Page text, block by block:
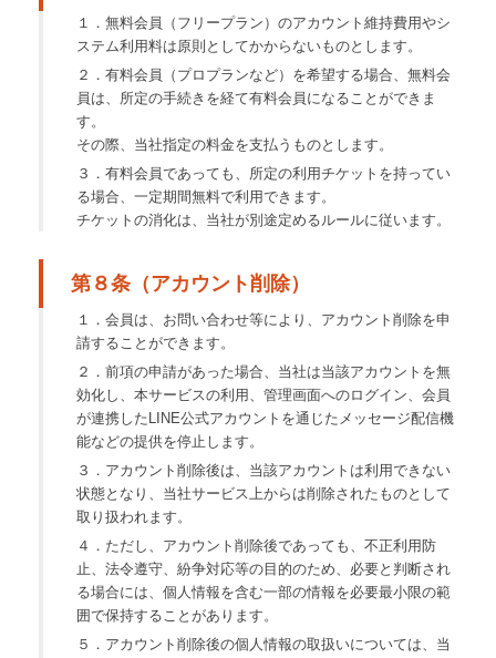
１．無料会員（フリープラン）のアカウント維持費用やシ
ステム利用料は原則としてかからないものとします。
２．有料会員（プロプランなど）を希望する場合、無料会
員は、所定の手続きを経て有料会員になることができま
す。
その際、当社指定の料金を支払うものとします。
３．有料会員であっても、所定の利用チケットを持ってい
る場合、一定期間無料で利用できます。
チケットの消化は、当社が別途定めるルールに従います。
第８条（アカウント削除）
１．会員は、お問い合わせ等により、アカウント削除を申
請することができます。
２．前項の申請があった場合、当社は当該アカウントを無
効化し、本サービスの利用、管理画面へのログイン、会員
が連携したLINE公式アカウントを通じたメッセージ配信機
能などの提供を停止します。
３．アカウント削除後は、当該アカウントは利用できない
状態となり、当社サービス上からは削除されたものとして
取り扱われます。
４．ただし、アカウント削除後であっても、不正利用防
止、法令遵守、紛争対応等の目的のため、必要と判断され
る場合には、個人情報を含む一部の情報を必要最小限の範
囲で保持することがあります。
５．アカウント削除後の個人情報の取扱いについては、当